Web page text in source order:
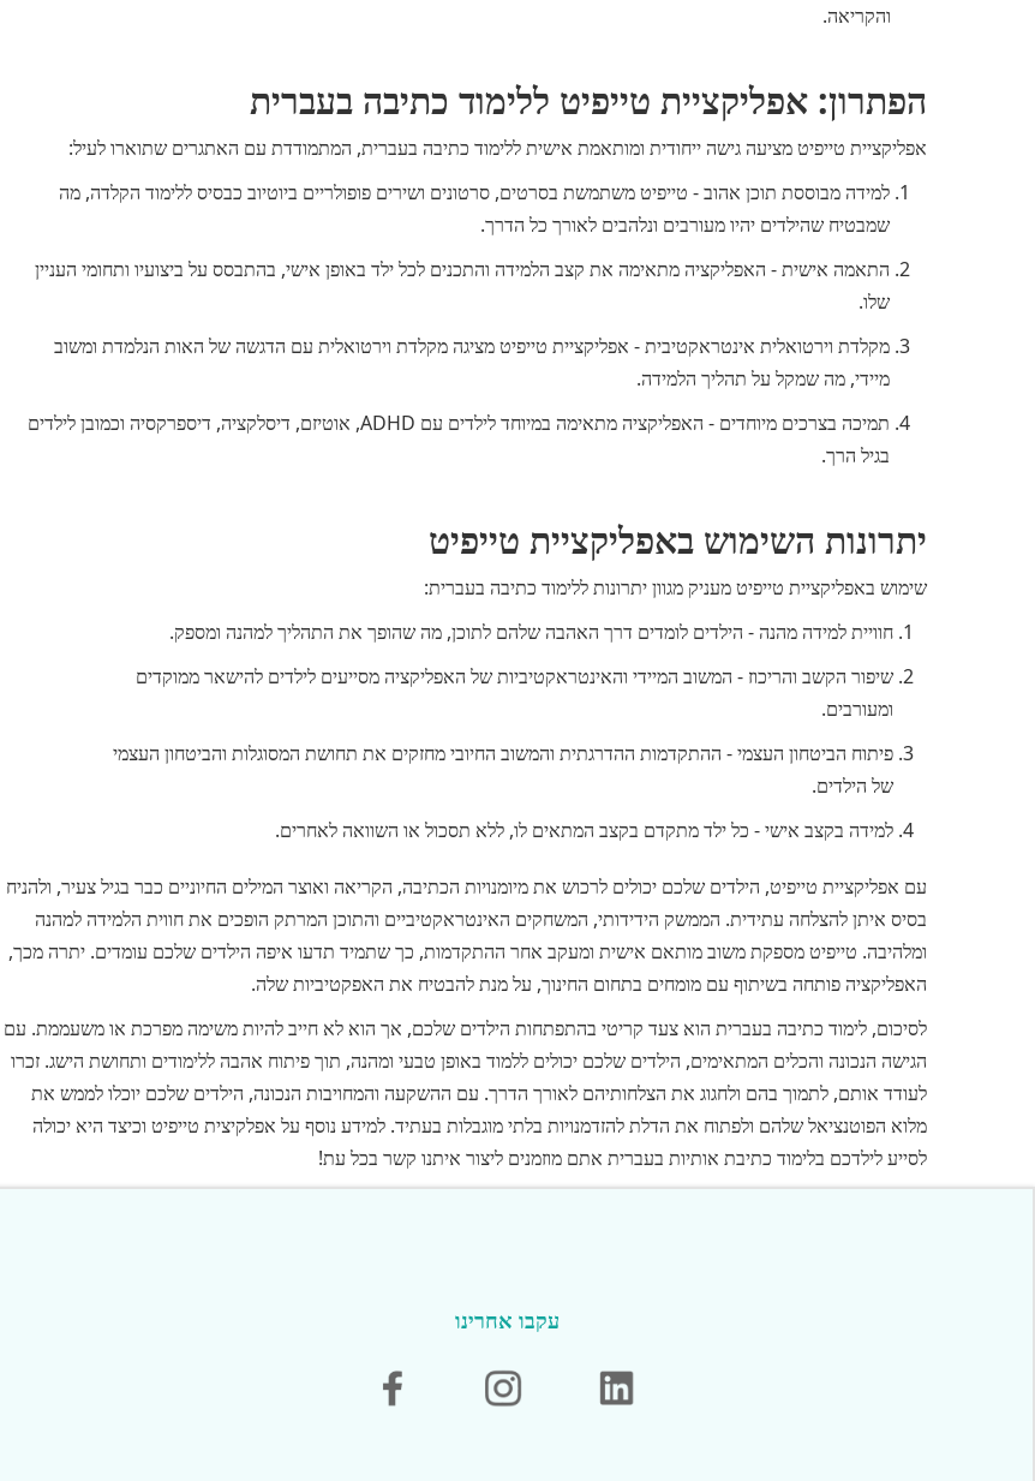
והקריאה.
הפתרון: אפליקציית טייפיט ללימוד כתיבה בעברית
אפליקציית טייפיט מציעה גישה ייחודית ומותאמת אישית ללימוד כתיבה בעברית, המתמודדת עם האתגרים שתוארו לעיל:
למידה מבוססת תוכן אהוב - טייפיט משתמשת בסרטים, סרטונים ושירים פופולריים ביוטיוב כבסיס ללימוד הקלדה, מה
שמבטיח שהילדים יהיו מעורבים ונלהבים לאורך כל הדרך.
התאמה אישית - האפליקציה מתאימה את קצב הלמידה והתכנים לכל ילד באופן אישי, בהתבסס על ביצועיו ותחומי העניין
שלו.
מקלדת וירטואלית אינטראקטיבית - אפליקציית טייפיט מציגה מקלדת וירטואלית עם הדגשה של האות הנלמדת ומשוב
מיידי, מה שמקל על תהליך הלמידה.
תמיכה בצרכים מיוחדים - האפליקציה מתאימה במיוחד לילדים עם ADHD, אוטיזם, דיסלקציה, דיספרקסיה וכמובן לילדים
בגיל הרך.
יתרונות השימוש באפליקציית טייפיט
שימוש באפליקציית טייפיט מעניק מגוון יתרונות ללימוד כתיבה בעברית:
חוויית למידה מהנה - הילדים לומדים דרך האהבה שלהם לתוכן, מה שהופך את התהליך למהנה ומספק.
שיפור הקשב והריכוז - המשוב המיידי והאינטראקטיביות של האפליקציה מסייעים לילדים להישאר ממוקדים
ומעורבים.
פיתוח הביטחון העצמי - ההתקדמות ההדרגתית והמשוב החיובי מחזקים את תחושת המסוגלות והביטחון העצמי
של הילדים.
למידה בקצב אישי - כל ילד מתקדם בקצב המתאים לו, ללא תסכול או השוואה לאחרים.
עם אפליקציית טייפיט, הילדים שלכם יכולים לרכוש את מיומנויות הכתיבה, הקריאה ואוצר המילים החיוניים כבר בגיל צעיר, ולהניח
בסיס איתן להצלחה עתידית. הממשק הידידותי, המשחקים האינטראקטיביים והתוכן המרתק הופכים את חווית הלמידה למהנה
ומלהיבה. טייפיט מספקת משוב מותאם אישית ומעקב אחר ההתקדמות, כך שתמיד תדעו איפה הילדים שלכם עומדים. יתרה מכך,
האפליקציה פותחה בשיתוף עם מומחים בתחום החינוך, על מנת להבטיח את האפקטיביות שלה.
לסיכום, לימוד כתיבה בעברית הוא צעד קריטי בהתפתחות הילדים שלכם, אך הוא לא חייב להיות משימה מפרכת או משעממת. עם
הגישה הנכונה והכלים המתאימים, הילדים שלכם יכולים ללמוד באופן טבעי ומהנה, תוך פיתוח אהבה ללימודים ותחושת הישג. זכרו
לעודד אותם, לתמוך בהם ולחגוג את הצלחותיהם לאורך הדרך. עם ההשקעה והמחויבות הנכונה, הילדים שלכם יוכלו לממש את
מלוא הפוטנציאל שלהם ולפתוח את הדלת להזדמנויות בלתי מוגבלות בעתיד. למידע נוסף על אפלקיצית טייפיט וכיצד היא יכולה
לסייע לילדכם בלימוד כתיבת אותיות בעברית אתם מוזמנים ליצור איתנו קשר בכל עת!
עקבו אחרינו